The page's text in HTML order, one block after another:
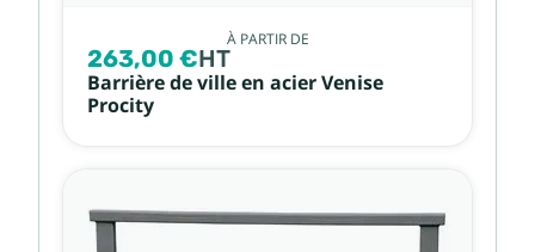
À PARTIR DE
263,00 €HT
Barrière de ville en acier Venise
Procity